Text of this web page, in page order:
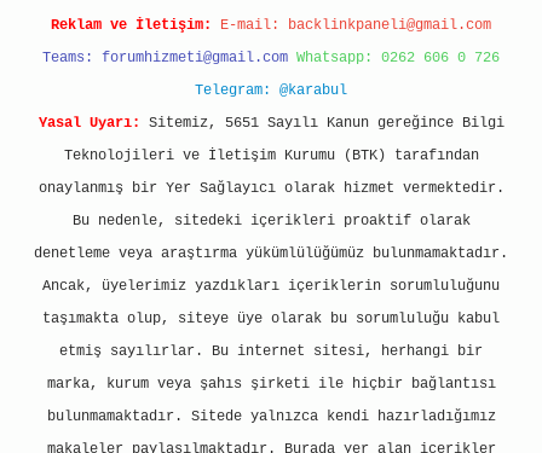
Reklam ve İletişim: E-mail: backlinkpaneli@gmail.com
Teams: forumhizmeti@gmail.com Whatsapp: 0262 606 0 726
Telegram: @karabul
Yasal Uyarı:
Sitemiz, 5651 Sayılı Kanun gereğince Bilgi
Teknolojileri ve İletişim Kurumu (BTK) tarafından
onaylanmış bir Yer Sağlayıcı olarak hizmet vermektedir.
Bu nedenle, sitedeki içerikleri proaktif olarak
denetleme veya araştırma yükümlülüğümüz bulunmamaktadır.
Ancak, üyelerimiz yazdıkları içeriklerin sorumluluğunu
taşımakta olup, siteye üye olarak bu sorumluluğu kabul
etmiş sayılırlar. Bu internet sitesi, herhangi bir
marka, kurum veya şahıs şirketi ile hiçbir bağlantısı
bulunmamaktadır. Sitede yalnızca kendi hazırladığımız
makaleler paylaşılmaktadır. Burada yer alan içerikler